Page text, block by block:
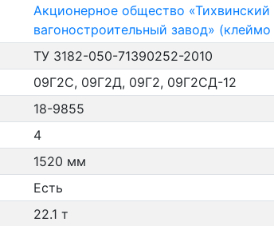
Акционерное общество «Тихвинский
вагоностроительный завод» (клеймо
ТУ 3182-050-71390252-2010
09Г2С, 09Г2Д, 09Г2, 09Г2СД-12
18-9855
4
1520 мм
Есть
22.1 т